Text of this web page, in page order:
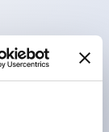
eine 4-
der